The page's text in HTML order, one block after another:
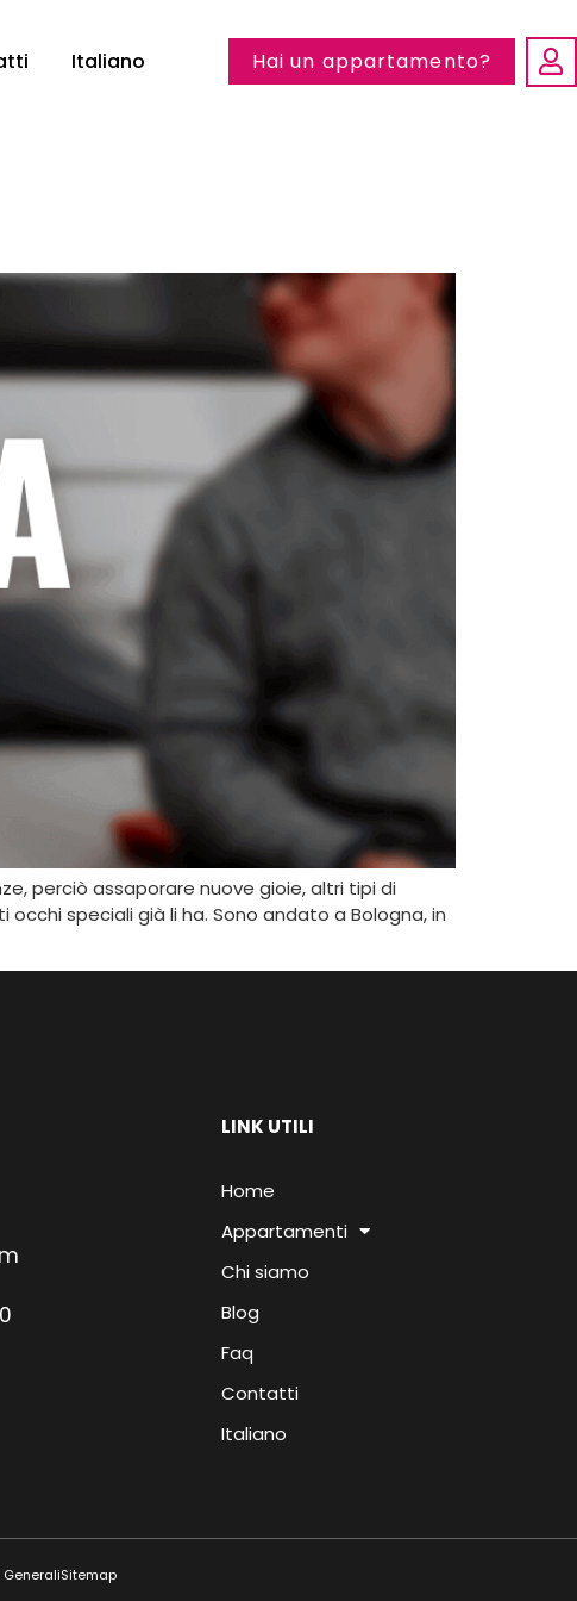
Italiano Hai un appartamento?
perciò assaporare nuove gioie, altri tipi di
speciali già li ha. Sono andato a Bologna, in
LINK UTILI
Home
Appartamenti
Chi siamo
Blog
Faq
Contatti
Italiano
Sitemap